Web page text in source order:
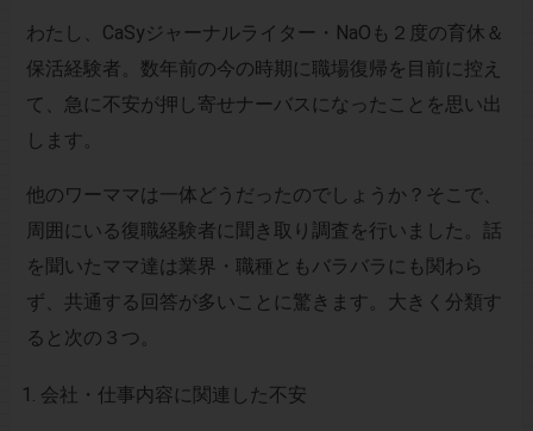
わたし、CaSyジャーナルライター・NaOも２度の育休＆
保活経験者。数年前の今の時期に職場復帰を目前に控え
て、急に不安が押し寄せナーバスになったことを思い出
します。
他のワーママは一体どうだったのでしょうか？そこで、
周囲にいる復職経験者に聞き取り調査を行いました。話
を聞いたママ達は業界・職種ともバラバラにも関わら
ず、共通する回答が多いことに驚きます。大きく分類す
ると次の３つ。
会社・仕事内容に関連した不安